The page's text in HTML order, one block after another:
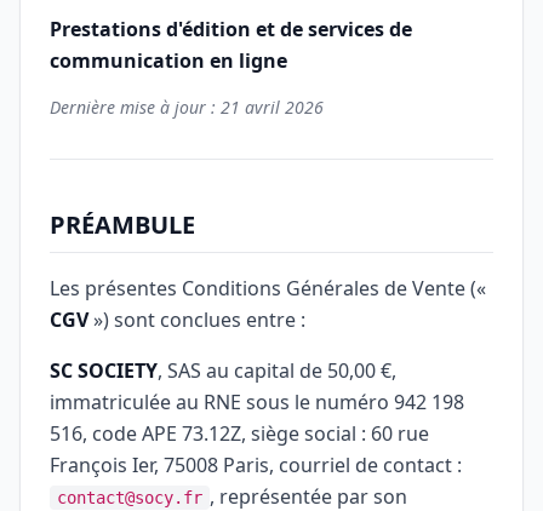
Prestations d'édition et de services de
communication en ligne
Dernière mise à jour : 21 avril 2026
PRÉAMBULE
Les présentes Conditions Générales de Vente («
CGV») sont conclues entre :
SC SOCIETY, SAS au capital de 50,00 €,
immatriculée au RNE sous le numéro 942 198
516, code APE 73.12Z, siège social : 60 rue
François Ier, 75008 Paris, courriel de contact :
contact@socy.fr , représentée par son